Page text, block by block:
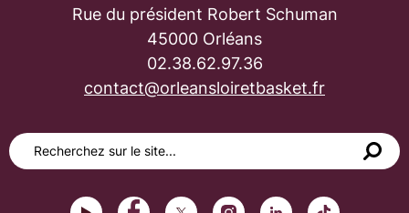
Rue du président Robert Schuman
45000 Orléans
02.38.62.97.36
contact@orleansloiretbasket.fr